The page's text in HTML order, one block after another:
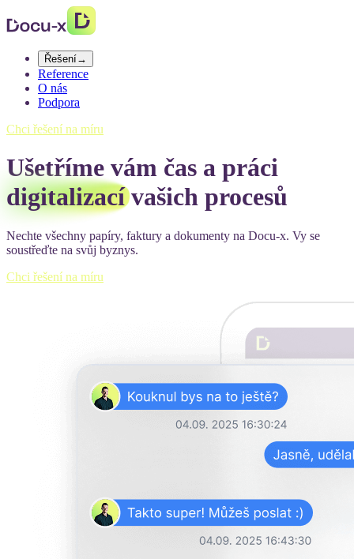
Řešení→
Reference
O nás
Podpora
Chci řešení na míru
Ušetříme vám čas a práci
digitalizacívašich procesů
Nechte všechny papíry, faktury a dokumenty na Docu-x. Vy se
soustřeďte na svůj byznys.
Chci řešení na míru